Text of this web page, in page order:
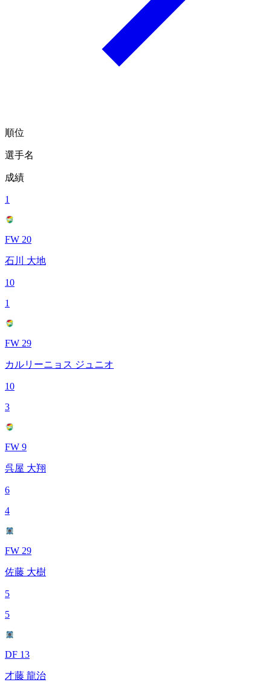
順位
選手名
成績
1
FW 20
石川 大地
10
1
FW 29
カルリーニョス ジュニオ
10
3
FW 9
呉屋 大翔
6
4
FW 29
佐藤 大樹
5
5
DF 13
才藤 龍治